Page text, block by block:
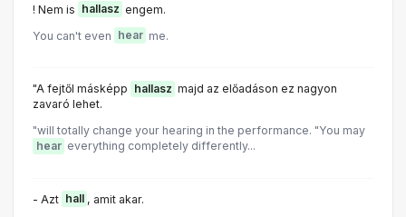
! Nem is hallasz engem.
You can't even
hear me.
"A fejtől másképp hallasz majd az előadáson ez nagyon
zavaró lehet.
"will totally change your hearing in the performance. "You may
hear everything completely differently...
- Azt hall , amit akar.